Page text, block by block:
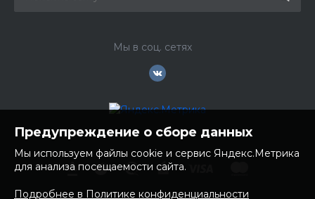
Мы в соц. сетях
Предупреждение о сборе данных
Мы используем файлы cookie и сервис Яндекс.Метрика
для анализа посещаемости сайта.
Подробнее в Политике конфиденциальности